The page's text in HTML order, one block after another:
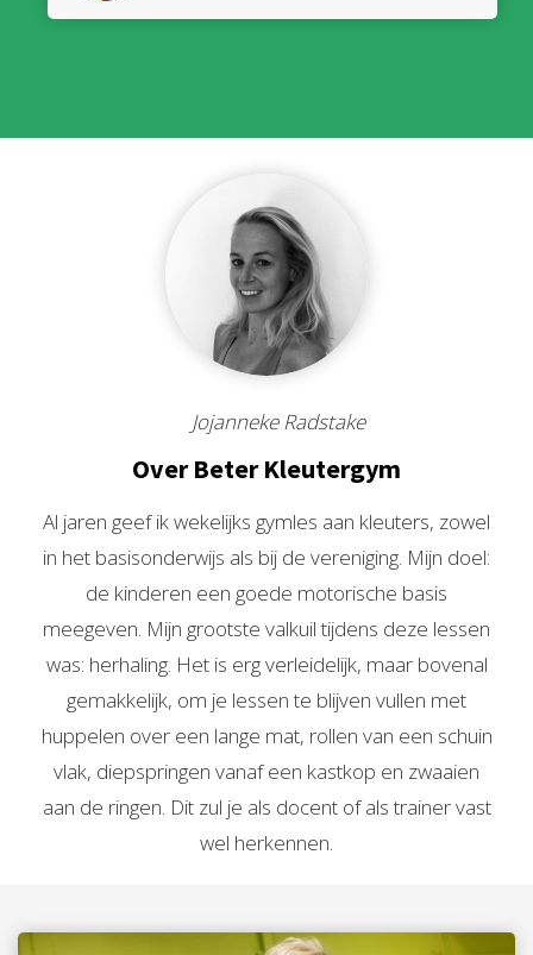
Jojanneke Radstake
Over Beter Kleutergym
Al jaren geef ik wekelijks gymles aan kleuters, zowel
in het basisonderwijs als bij de vereniging. Mijn doel:
de kinderen een goede motorische basis
meegeven. Mijn grootste valkuil tijdens deze lessen
was: herhaling. Het is erg verleidelijk, maar bovenal
gemakkelijk, om je lessen te blijven vullen met
huppelen over een lange mat, rollen van een schuin
vlak, diepspringen vanaf een kastkop en zwaaien
aan de ringen. Dit zul je als docent of als trainer vast
wel herkennen.